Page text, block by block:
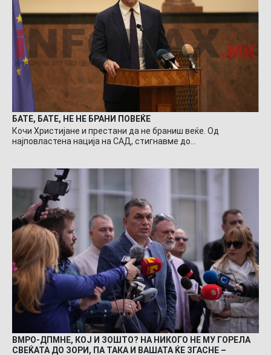
БАТЕ, БАТЕ, НЕ НЕ БРАНИ ПОВЕЌЕ
Кочи Христијане и престани да не браниш веќе. Од
најповластена нација на САД, стигнавме до…
ВМРО-ДПМНЕ, КОЈ И ЗОШТО? НА НИКОГО НЕ МУ ГОРЕЛА
СВЕЌАТА ДО ЗОРИ, ПА ТАКА И ВАШАТА ЌЕ ЗГАСНЕ –